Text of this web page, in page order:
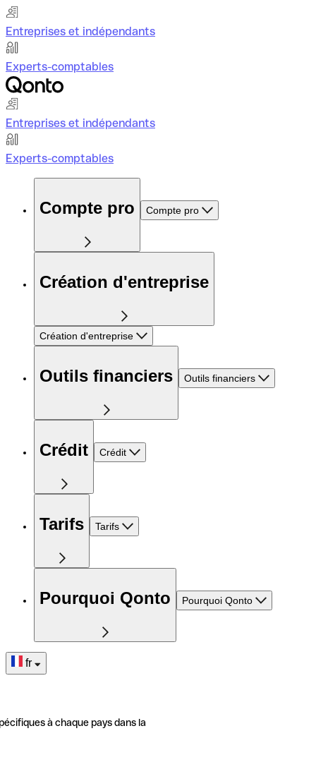
Entreprises et indépendants
Experts-comptables
Entreprises et indépendants
Experts-comptables
Compte pro Compte pro
Création d'entreprise
Création d'entreprise
Outils financiers Outils financiers
Crédit Crédit
Tarifs Tarifs
Pourquoi Qonto Pourquoi Qonto
fr
à chaque pays dans la